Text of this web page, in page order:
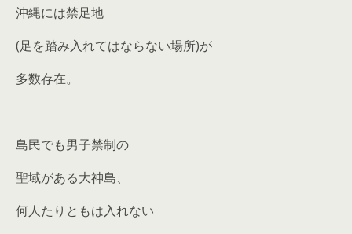
沖縄には禁足地
(足を踏み入れてはならない場所)が
多数存在。
島民でも男子禁制の
聖域がある大神島、
何人たりともは入れない